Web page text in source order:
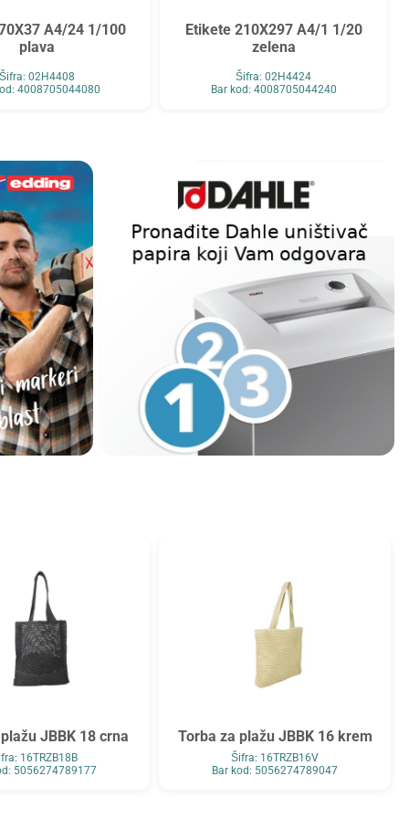
A4/24 1/100
plava
Šifra: 02H4408
4008705044080
Etikete 210X297 A4/1 1/20
zelena
Šifra: 02H4424
Bar kod: 4008705044240
JBBK 18 crna
16TRZB18B
5056274789177
Torba za plažu JBBK 16 krem
Šifra: 16TRZB16V
Bar kod: 5056274789047